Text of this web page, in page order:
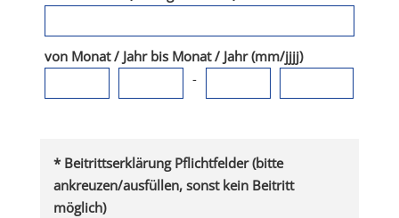
von Monat / Jahr bis Monat / Jahr (mm/jjjj)
-
* Beitrittserklärung Pflichtfelder (bitte
ankreuzen/ausfüllen, sonst kein Beitritt
möglich)